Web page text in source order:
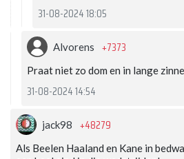
31-08-2024 18:05
Alvorens +7373
Praat niet zo dom en in lange
31-08-2024 14:54
jack98 +48279
Als Beelen Haaland en Kane in